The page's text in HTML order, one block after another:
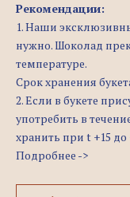
Рекомендации:
1. Наши
нужно. Шоколад
температуре.
Срок хранения
2. Если в букете
употребить в
хранить при t +15 до
Подробнее ->